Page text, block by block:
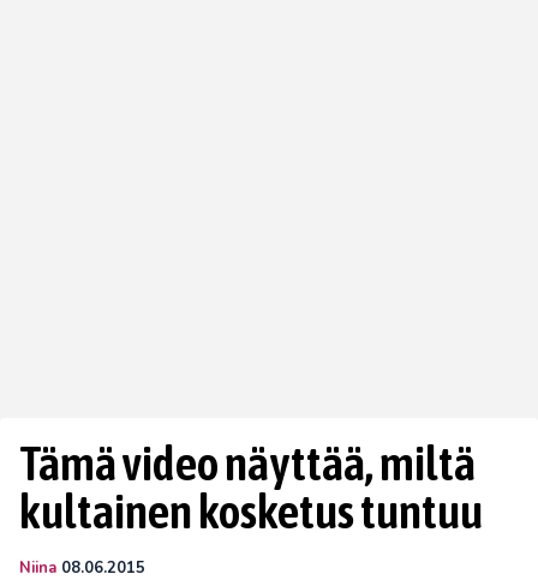
Tämä video näyttää, miltä
kultainen kosketus tuntuu
Niina 08.06.2015